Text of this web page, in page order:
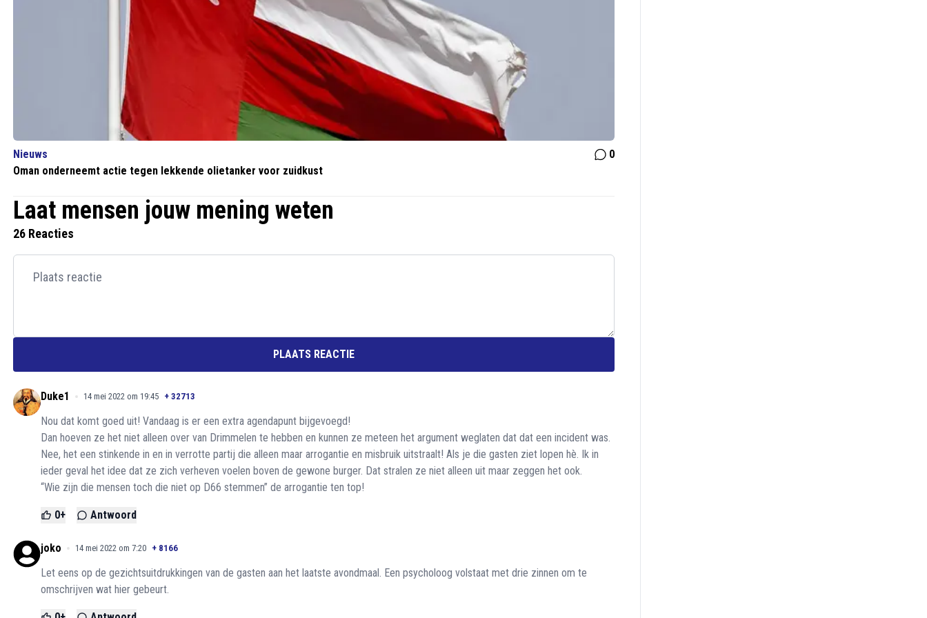
Nieuws
0
Oman onderneemt actie tegen lekkende olietanker voor zuidkust
Laat mensen jouw mening weten
26 Reacties
PLAATS REACTIE
Duke1 14 mei 2022 om 19:45 + 32713
Nou dat komt goed uit! Vandaag is er een extra agendapunt bijgevoegd!
Dan hoeven ze het niet alleen over van Drimmelen te hebben en kunnen ze meteen het argument weglaten dat dat een incident was.
Nee, het een stinkende in en in verrotte partij die alleen maar arrogantie en misbruik uitstraalt! Als je die gasten ziet lopen hè. Ik in
ieder geval het idee dat ze zich verheven voelen boven de gewone burger. Dat stralen ze niet alleen uit maar zeggen het ook.
“Wie zijn die mensen toch die niet op D66 stemmen” de arrogantie ten top!
0+ Antwoord
joko 14 mei 2022 om 7:20 + 8166
Let eens op de gezichtsuitdrukkingen van de gasten aan het laatste avondmaal. Een psycholoog volstaat met drie zinnen om te
omschrijven wat hier gebeurt.